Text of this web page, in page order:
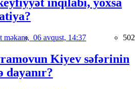
inqilabı, yoxsa
məkanı, 06 avqust, 14:37 502
Kiyev səfərinin
dayanır?